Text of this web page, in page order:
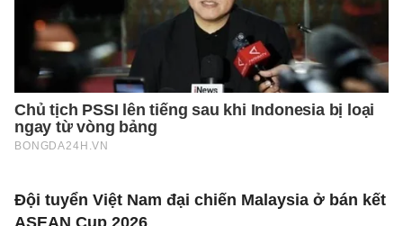
Đội tuyển Việt Nam đại chiến Malaysia ở bán kết